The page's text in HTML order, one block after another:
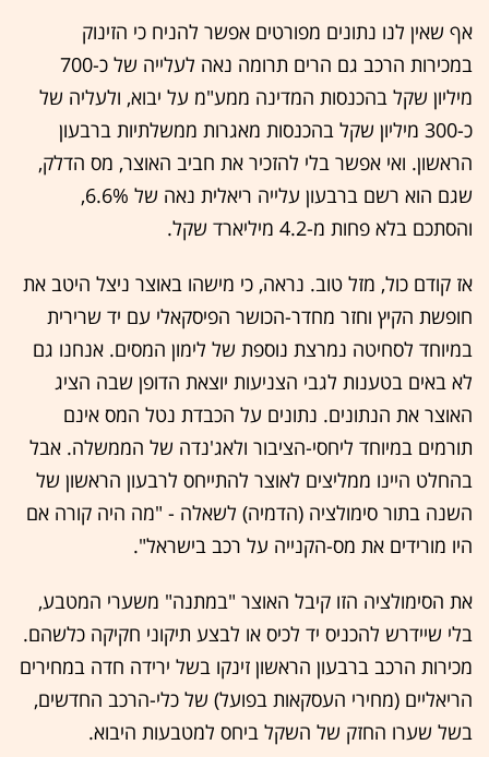
אף שאין לנו נתונים מפורטים אפשר להניח כי הזינוק
במכירות הרכב גם הרים תרומה נאה לעלייה של כ-700
מיליון שקל בהכנסות המדינה ממע"מ על יבוא, ולעליה של
כ-300 מיליון שקל בהכנסות מאגרות ממשלתיות ברבעון
הראשון. ואי אפשר בלי להזכיר את חביב האוצר, מס הדלק,
שגם הוא רשם ברבעון עלייה ריאלית נאה של 6.6%,
והסתכם בלא פחות מ-4.2 מיליארד שקל.
אז קודם כול, מזל טוב. נראה, כי מישהו באוצר ניצל היטב את
חופשת הקיץ וחזר מחדר-הכושר הפיסקאלי עם יד שרירית
במיוחד לסחיטה נמרצת נוספת של לימון המסים. אנחנו גם
לא באים בטענות לגבי הצניעות יוצאת הדופן שבה הציג
האוצר את הנתונים. נתונים על הכבדת נטל המס אינם
תורמים במיוחד ליחסי-הציבור ולאג'נדה של הממשלה. אבל
בהחלט היינו ממליצים לאוצר להתייחס לרבעון הראשון של
השנה בתור סימולציה (הדמיה) לשאלה - "מה היה קורה אם
היו מורידים את מס-הקנייה על רכב בישראל".
את הסימולציה הזו קיבל האוצר "במתנה" משערי המטבע,
בלי שיידרש להכניס יד לכיס או לבצע תיקוני חקיקה כלשהם.
מכירות הרכב ברבעון הראשון זינקו בשל ירידה חדה במחירים
הריאליים (מחירי העסקאות בפועל) של כלי-הרכב החדשים,
בשל שערו החזק של השקל ביחס למטבעות היבוא.